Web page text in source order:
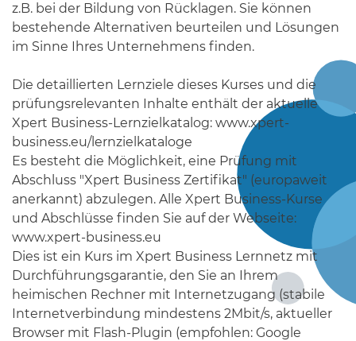
z.B. bei der Bildung von Rücklagen. Sie können
bestehende Alternativen beurteilen und Lösungen
im Sinne Ihres Unternehmens finden.
Die detaillierten Lernziele dieses Kurses und die
prüfungsrelevanten Inhalte enthält der aktuelle
Xpert Business-Lernzielkatalog: www.xpert-
business.eu/lernzielkataloge
Es besteht die Möglichkeit, eine Prüfung mit
Abschluss "Xpert Business Zertifikat" (europaweit
anerkannt) abzulegen. Alle Xpert Business-Kurse
und Abschlüsse finden Sie auf der Webseite:
www.xpert-business.eu
Dies ist ein Kurs im Xpert Business Lernnetz mit
Durchführungsgarantie, den Sie an Ihrem
heimischen Rechner mit Internetzugang (stabile
Internetverbindung mindestens 2Mbit/s, aktueller
Browser mit Flash-Plugin (empfohlen: Google